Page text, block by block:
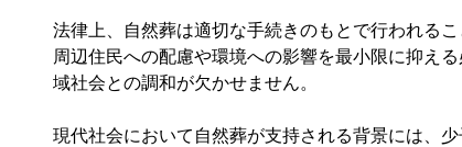
法律上、自然葬は適切な手続きのもとで行われる
周辺住民への配慮や環境への影響を最小限に抑え
域社会との調和が欠かせません。
現代社会において自然葬が支持される背景には、